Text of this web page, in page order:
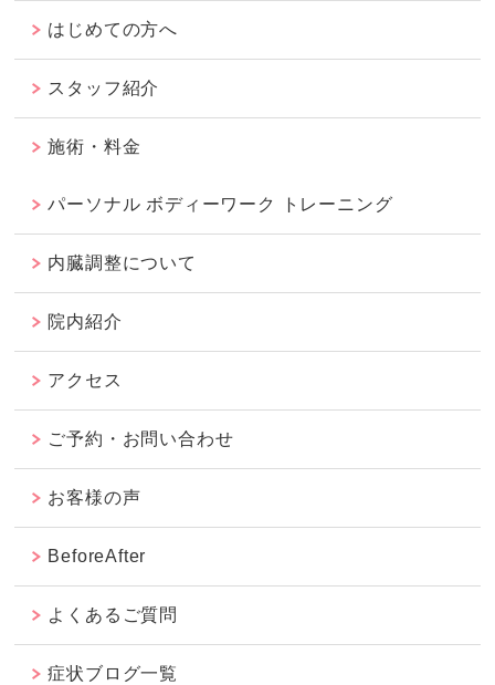
はじめての方へ
スタッフ紹介
施術・料金
パーソナル ボディーワーク トレーニング
内臓調整について
院内紹介
アクセス
ご予約・お問い合わせ
お客様の声
BeforeAfter
よくあるご質問
症状ブログ一覧